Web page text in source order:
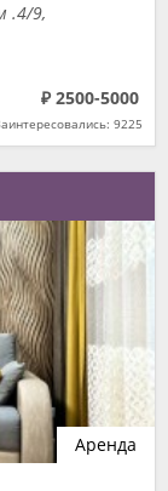
.4/9,
₽ 2500-5000
9225
Аренда